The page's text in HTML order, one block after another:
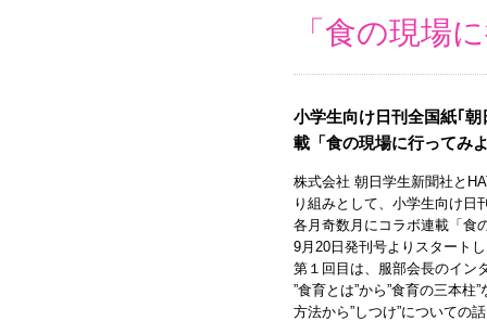
「食の現場
小学生向け日刊全国紙｢
載「食の現場に行ってみ
株式会社 朝日学生新聞社と
り組みとして、小学生向け日
各月奇数月にコラボ連載「食
9月20日発刊号よりスタート
第１回目は、服部会長のイン
”食育とは”から”食育の三本
方法から”しつけ”についての